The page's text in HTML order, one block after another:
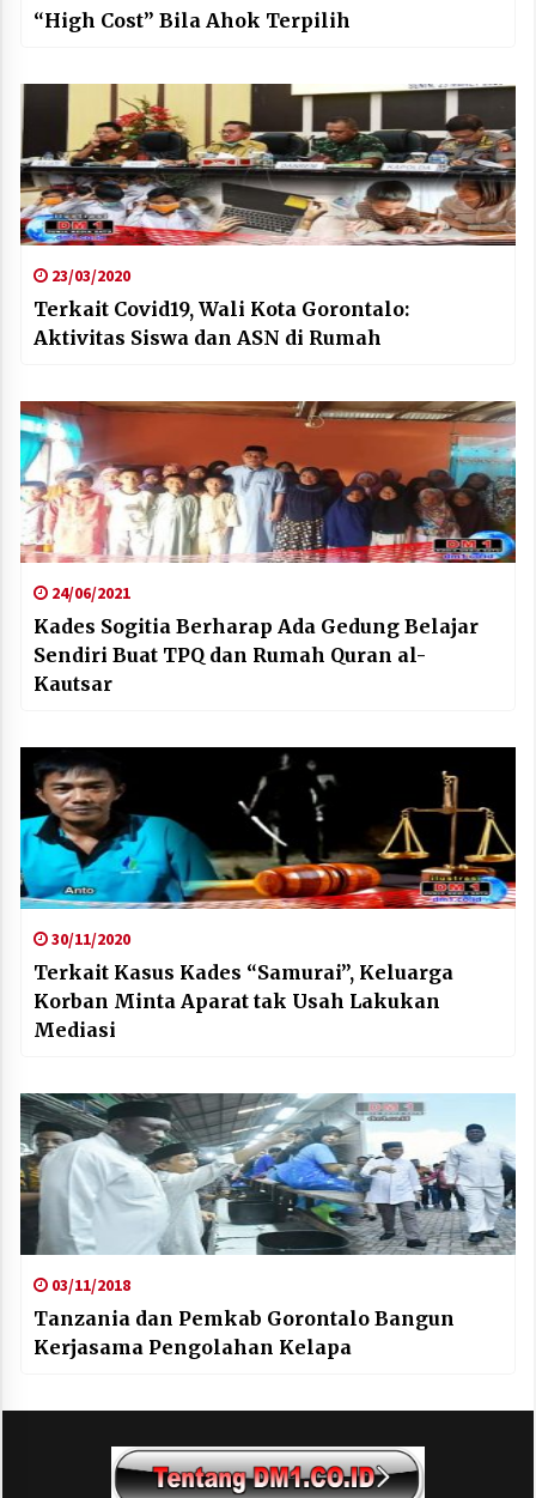
“High Cost” Bila Ahok Terpilih
23/03/2020
Terkait Covid19, Wali Kota Gorontalo:
Aktivitas Siswa dan ASN di Rumah
24/06/2021
Kades Sogitia Berharap Ada Gedung Belajar
Sendiri Buat TPQ dan Rumah Quran al-
Kautsar
30/11/2020
Terkait Kasus Kades “Samurai”, Keluarga
Korban Minta Aparat tak Usah Lakukan
Mediasi
03/11/2018
Tanzania dan Pemkab Gorontalo Bangun
Kerjasama Pengolahan Kelapa